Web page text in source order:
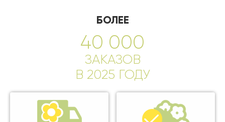
БОЛЕЕ
40 000
ЗАКАЗОВ
В 2025 ГОДУ